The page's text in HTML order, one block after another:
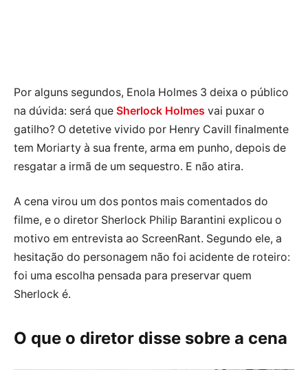
Por alguns segundos, Enola Holmes 3 deixa o público
na dúvida: será que Sherlock Holmes vai puxar o
gatilho? O detetive vivido por Henry Cavill finalmente
tem Moriarty à sua frente, arma em punho, depois de
resgatar a irmã de um sequestro. E não atira.
A cena virou um dos pontos mais comentados do
filme, e o diretor Sherlock Philip Barantini explicou o
motivo em entrevista ao ScreenRant. Segundo ele, a
hesitação do personagem não foi acidente de roteiro:
foi uma escolha pensada para preservar quem
Sherlock é.
O que o diretor disse sobre a cena